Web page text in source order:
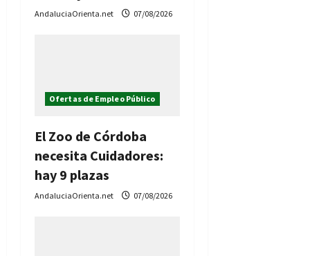
AndaluciaOrienta.net 07/08/2026
Ofertas de Empleo Público
El Zoo de Córdoba
necesita Cuidadores:
hay 9 plazas
AndaluciaOrienta.net 07/08/2026